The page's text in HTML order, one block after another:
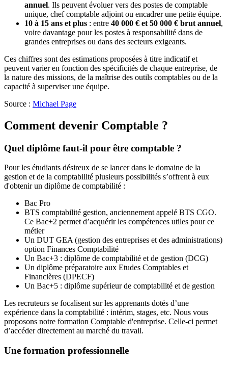
annuel. Ils peuvent évoluer vers des postes de comptable
unique, chef comptable adjoint ou encadrer une petite équipe.
10 à 15 ans et plus : entre 40 000 € et 50 000 € brut annuel,
voire davantage pour les postes à responsabilité dans de
grandes entreprises ou dans des secteurs exigeants.
Ces chiffres sont des estimations proposées à titre indicatif et
peuvent varier en fonction des spécificités de chaque entreprise, de
la nature des missions, de la maîtrise des outils comptables ou de la
capacité à superviser une équipe.
Source : Michael Page
Comment devenir Comptable ?
Quel diplôme faut-il pour être comptable ?
Pour les étudiants désireux de se lancer dans le domaine de la
gestion et de la comptabilité plusieurs possibilités s’offrent à eux
d'obtenir un diplôme de comptabilité :
Bac Pro
BTS comptabilité gestion, anciennement appelé BTS CGO.
Ce Bac+2 permet d’acquérir les compétences utiles pour ce
métier
Un DUT GEA (gestion des entreprises et des administrations)
option Finances Comptabilité
Un Bac+3 : diplôme de comptabilité et de gestion (DCG)
Un diplôme préparatoire aux Etudes Comptables et
Financières (DPECF)
Un Bac+5 : diplôme supérieur de comptabilité et de gestion
Les recruteurs se focalisent sur les apprenants dotés d’une
expérience dans la comptabilité : intérim, stages, etc. Nous vous
proposons notre formation Comptable d'entreprise. Celle-ci permet
d’accéder directement au marché du travail.
Une formation professionnelle